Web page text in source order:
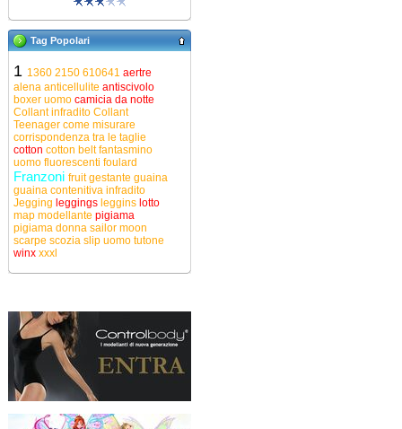
Tag Popolari
1 1360 2150 610641 aertre
alena anticellulite antiscivolo
boxer uomo camicia da notte
Collant infradito Collant
Teenager come misurare
corrispondenza tra le taglie
cotton cotton beltfantasmino
uomo fluorescenti foulard
Franzoni fruitgestante guaina
guaina contenitiva infradito
Jegging leggings leggins lotto
map modellante pigiama
pigiama donna sailor moon
scarpe scozia slip uomo tutone
winx xxxl